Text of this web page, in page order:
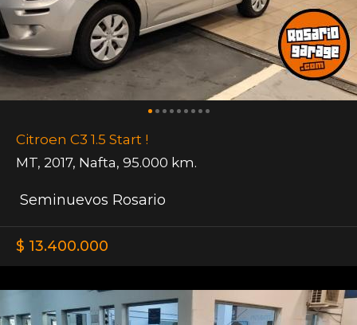
Citroen C3 1.5 Start !
MT, 2017, Nafta, 95.000 km.
Seminuevos Rosario
$ 13.400.000